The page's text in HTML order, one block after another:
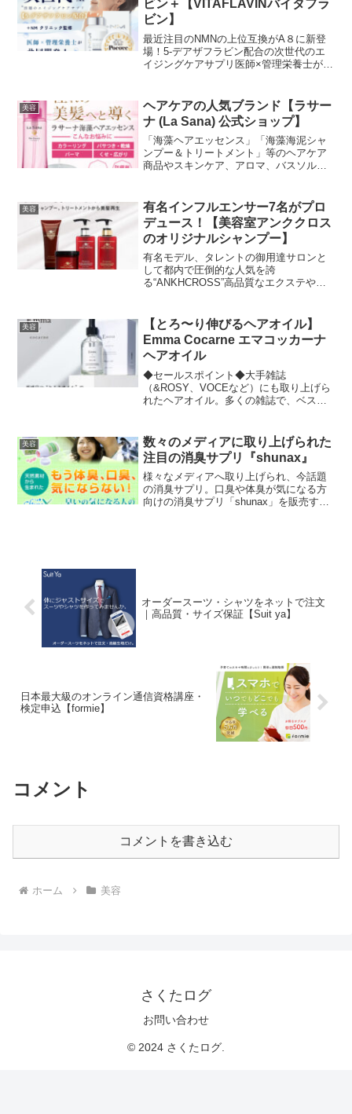
ビン＋【VITAFLAVINバイタフラ
ビン】
最近注目のNMNの上位互換がA８に新登
場！5-デアザフラビン配合の次世代のエ
イジングケアサプリ医師×管理栄養士が共
美容
ヘアケアの人気ブランド【ラサー
ナ (La Sana) 公式ショップ】
「海藻ヘアエッセンス」「海藻海泥シャ
ンプー＆トリートメント」等のヘアケア
商品やスキンケア、アロマ、バスソルト
美容
有名インフルエンサー7名がプロ
デュース！【美容室アンククロス
のオリジナルシャンプー】
有名モデル、タレントの御用達サロンと
して都内で圧倒的な人気を誇
る“ANKHCROSS”高品質なエクステや低
て常にトレンド発信の中心にいます。そ
んなアンククロスのオリジナルシャンプ
ーは若い世代を中心にインスタをはじめ
とするSNSで大人気！！香りは16種類に
も及び、香水系から甘い系、爽やか系と
自分に合う香りがきっと見つかります。
美容
【とろ〜り伸びるヘアオイル】
Emma Cocarne エマコッカーナ
ヘアオイル
◆セールスポイント◆大手雑誌
（&ROSY、VOCEなど）にも取り上げら
れたヘアオイル。多くの雑誌で、ベスト
感、ツヤ、まとまり!」糸を引くほど濃厚
なとろみの秘密は、3D保護成分。少量で
もなめらかにのびて髪1本1本をムラなく
コーティング。広がりやすい髪やダメー
ジ・乾燥でパサついた髪にも、潤いとツ
ヤを与え、しなやかな手触りに。シャン
美容
数々のメディアに取り上げられた
注目の消臭サプリ『shunax』
様々なメディアへ取り上げられ、今話題
の消臭サプリ。口臭や体臭が気になる方
向けの消臭サプリ「shunax」を販売する
齢臭が気になる方●トイレ後の臭いが気に
なる方●口臭が気になる方
オーダースーツ・シャツをネットで注文
｜高品質・サイズ保証【Suit ya】
日本最大級のオンライン通信資格講座・
検定申込【formie】
コメント
コメントを書き込む
ホーム 美容
さくたログ
お問い合わせ
© 2024 さくたログ.